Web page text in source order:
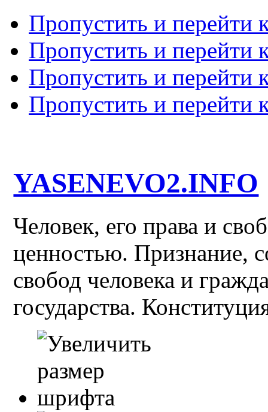
Пропустить и перейти
Пропустить и перейти
Пропустить и перейти
Пропустить и перейти
YASENEVO2.INFO
Человек, его права и
ценностью. Признание,
свобод человека и
государства.